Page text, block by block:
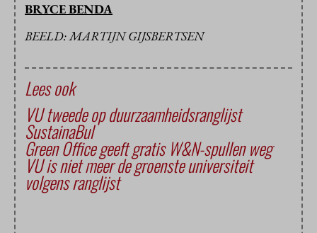
BRYCE BENDA
BEELD: MARTIJN GIJSBERTSEN
Lees ook
VU tweede op duurzaamheidsranglijst
SustainaBul
Green Office geeft gratis W&N-spullen weg
VU is niet meer de groenste universiteit
volgens ranglijst